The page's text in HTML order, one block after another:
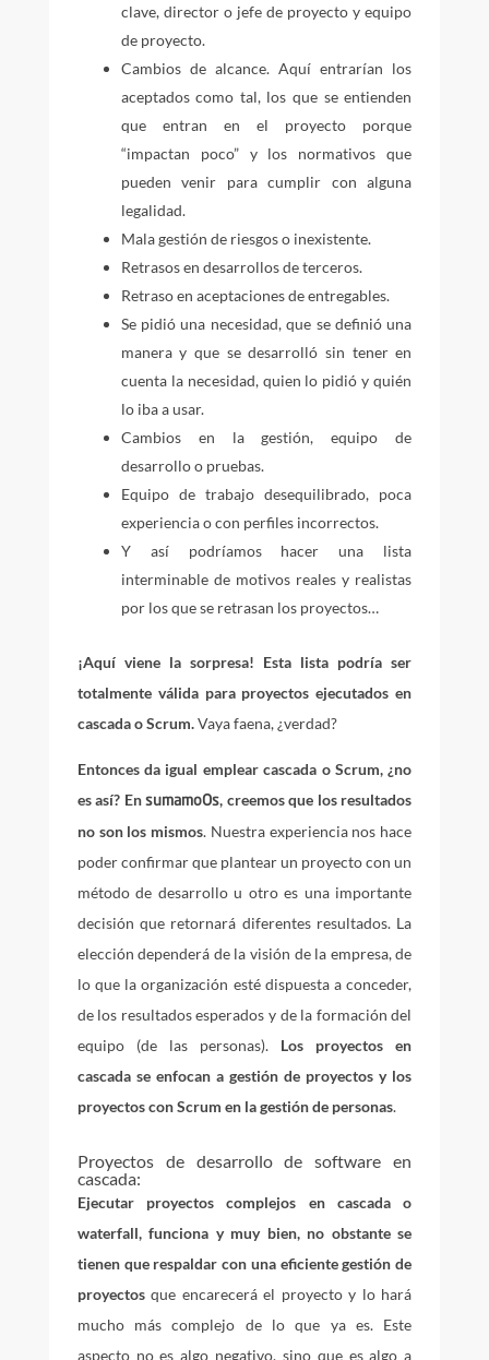
clave, director o jefe de proyecto y equipo
de proyecto.
Cambios de alcance. Aquí entrarían los
aceptados como tal, los que se entienden
que entran en el proyecto porque
“impactan poco” y los normativos que
pueden venir para cumplir con alguna
legalidad.
Mala gestión de riesgos o inexistente.
Retrasos en desarrollos de terceros.
Retraso en aceptaciones de entregables.
Se pidió una necesidad, que se definió una
manera y que se desarrolló sin tener en
cuenta la necesidad, quien lo pidió y quién
lo iba a usar.
Cambios en la gestión, equipo de
desarrollo o pruebas.
Equipo de trabajo desequilibrado, poca
experiencia o con perfiles incorrectos.
Y así podríamos hacer una lista
interminable de motivos reales y realistas
por los que se retrasan los proyectos…
¡Aquí viene la sorpresa! Esta lista podría ser
totalmente válida para proyectos ejecutados en
cascada o Scrum.Vaya faena, ¿verdad?
Entonces da igual emplear cascada o Scrum, ¿no
es así? EnsumamoOs, creemos que los resultados
no son los mismos. Nuestra experiencia nos hace
poder confirmar que plantear un proyecto con un
método de desarrollo u otro es una importante
decisión que retornará diferentes resultados. La
elección dependerá de la visión de la empresa, de
lo que la organización esté dispuesta a conceder,
de los resultados esperados y de la formación del
equipo (de las personas). Los proyectos en
cascada se enfocan a gestión de proyectos y los
proyectos con Scrum en la gestión de personas.
Proyectos de desarrollo de software en
cascada:
Ejecutar proyectos complejos en cascada o
waterfall, funciona y muy bien, no obstante se
tienen que respaldar con una eficiente gestión de
proyectosque encarecerá el proyecto y lo hará
mucho más complejo de lo que ya es. Este
aspecto no es algo negativo, sino que es algo a